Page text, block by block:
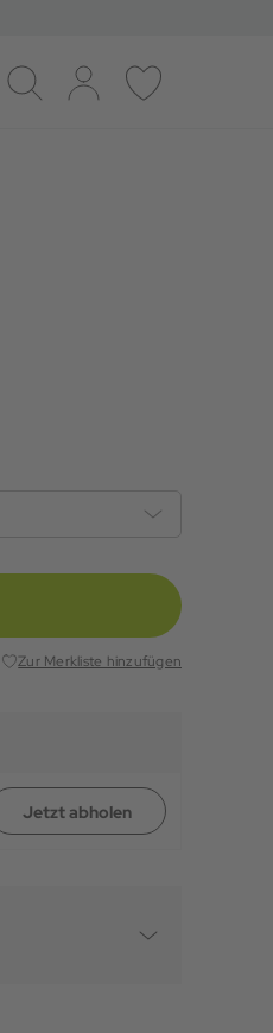
Suche Log-in Merkliste
Zur Merkliste hinzufügen
Jetzt abholen